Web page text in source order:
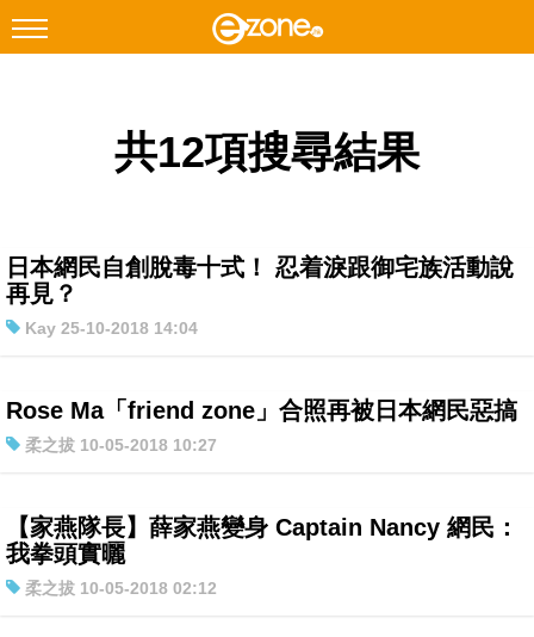
Instagram
遊戲動漫
教學評測
IT Times
Enterprise Digital Transformation
特集
共12項搜尋結果
日本網民自創脫毒十式！ 忍着淚跟御宅族活動說
再見？
Kay 25-10-2018 14:04
Rose Ma「friend zone」合照再被日本網民惡搞
柔之拔 10-05-2018 10:27
【家燕隊長】薛家燕變身 Captain Nancy 網民：
我拳頭實曬
柔之拔 10-05-2018 02:12